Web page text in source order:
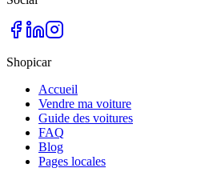
Shopicar
Accueil
Vendre ma voiture
Guide des voitures
FAQ
Blog
Pages locales